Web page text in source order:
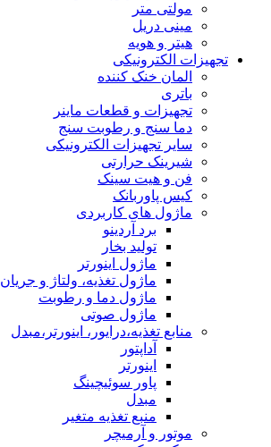
مولتی متر
مینی دریل
هیتر و هویه
تجهیزات الکترونیکی
المان خنک کننده
باتری
تجهیزات و قطعات ماینر
دما سنج و رطوبت سنج
سایر تجهیزات الکترونیکی
شیرینک حرارتی
فن و هیت سینک
کیس پاوربانک
ماژول های کاربردی
برد آردینو
تولید بخار
ماژول اینورتر
ماژول تغذیه، ولتاژ و جریان
ماژول دما و رطوبت
ماژول صوتی
منابع تغذیه،درایور، اینورتر،مبدل
آداپتور
اینورتر
پاور سوئیچینگ
مبدل
منبع تغذیه متغیر
موتور و آرمیچر